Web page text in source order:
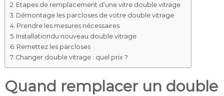
Etapes de remplacement d’une vitre double vitrage
Démontage les parcloses de votre double vitrage
Prendre les mesures nécessaires
Installationdu nouveau double vitrage
Remettez les parcloses
Changer double vitrage : quel prix ?
Quand remplacer un double